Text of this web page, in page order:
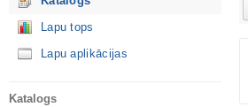
Lapu tops
Lapu aplikācijas
Katalogs